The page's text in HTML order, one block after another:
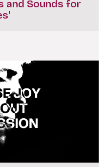
and Sounds for